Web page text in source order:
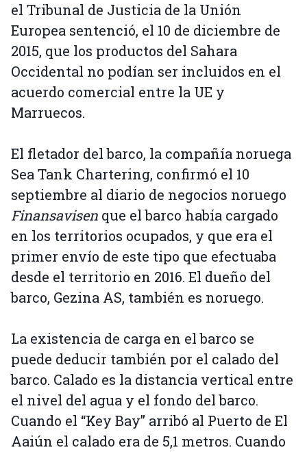
el Tribunal de Justicia de la Unión
Europea sentenció, el 10 de diciembre de
2015, que los productos del Sahara
Occidental no podían ser incluidos en el
acuerdo comercial entre la UE y
Marruecos.
El fletador del barco, la compañía noruega
Sea Tank Chartering, confirmó el 10
septiembre al diario de negocios noruego
Finansavisen que el barco había cargado
en los territorios ocupados, y que era el
primer envío de este tipo que efectuaba
desde el territorio en 2016. El dueño del
barco, Gezina AS, también es noruego.
La existencia de carga en el barco se
puede deducir también por el calado del
barco. Calado es la distancia vertical entre
el nivel del agua y el fondo del barco.
Cuando el “Key Bay” arribó al Puerto de El
Aaiún el calado era de 5,1 metros. Cuando